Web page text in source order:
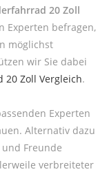
20 Zoll
Experten befragen,
möglichst
wir Sie dabei
Zoll Vergleich.
Experten
Alternativ dazu
Freunde
verbreiteter